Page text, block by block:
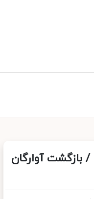
آوارگان